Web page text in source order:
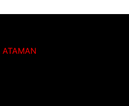
ATAMAN